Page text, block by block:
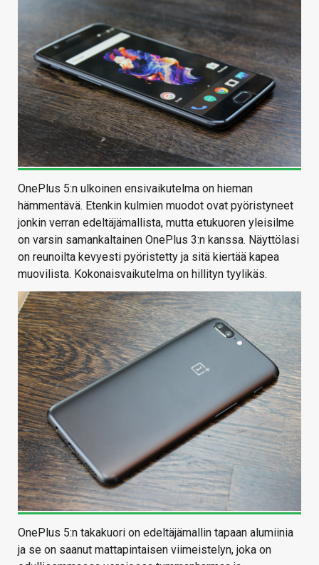
OnePlus 5:n ulkoinen ensivaikutelma on hieman
hämmentävä. Etenkin kulmien muodot ovat pyöristyneet
jonkin verran edeltäjämallista, mutta etukuoren yleisilme
on varsin samankaltainen OnePlus 3:n kanssa. Näyttölasi
on reunoilta kevyesti pyöristetty ja sitä kiertää kapea
muovilista. Kokonaisvaikutelma on hillityn tyylikäs.
OnePlus 5:n takakuori on edeltäjämallin tapaan alumiinia
ja se on saanut mattapintaisen viimeistelyn, joka on